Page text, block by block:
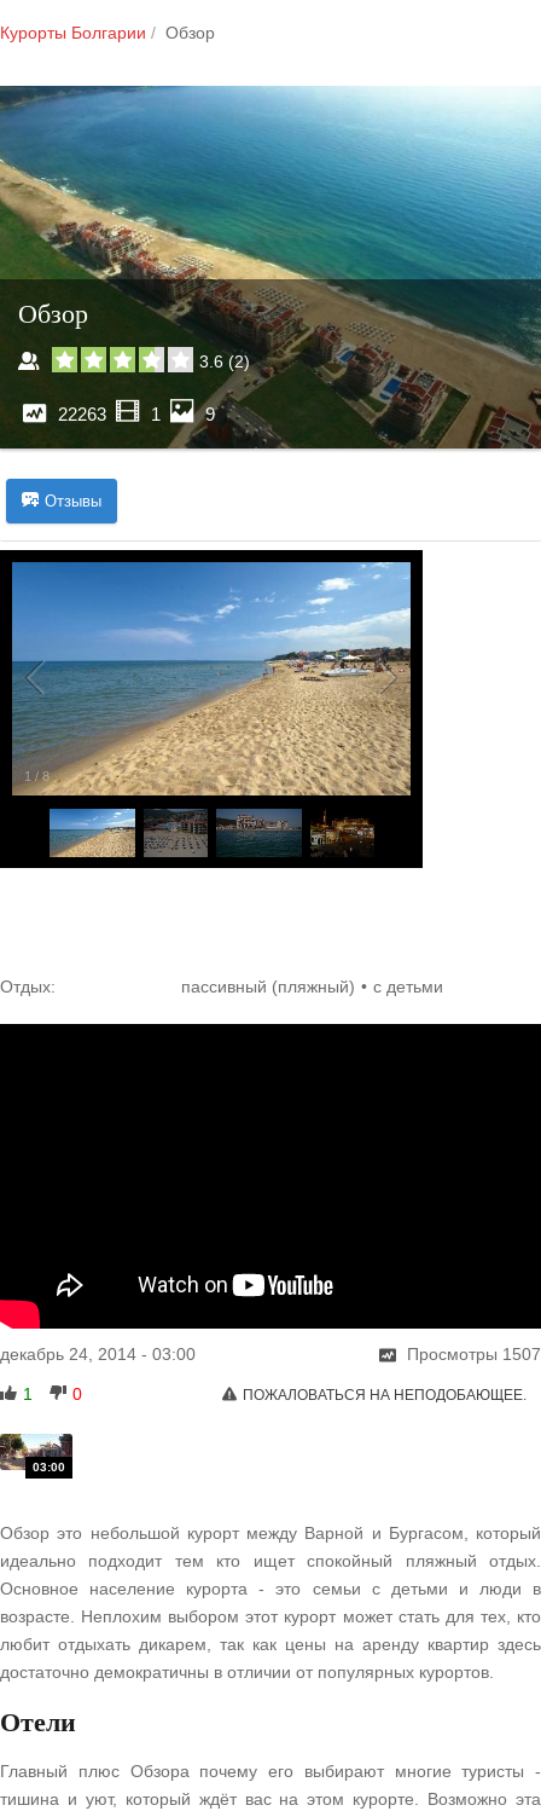
Курорты Болгарии Обзор
Обзор
3.6(2)
22263 1 9
Отзывы
1 /8
Отдых: пассивный (пляжный) с детьми
Просмотры 1507
декабрь 24, 2014 - 03:00
1 0 ПОЖАЛОВАТЬСЯ НА НЕПОДОБАЮЩЕЕ.
Обзор это небольшой курорт между Варной и Бургасом, который
идеально подходит тем кто ищет спокойный пляжный отдых.
Основное население курорта - это семьи с детьми и люди в
возрасте. Неплохим выбором этот курорт может стать для тех, кто
любит отдыхать дикарем, так как цены на аренду квартир здесь
достаточно демократичны в отличии от популярных курортов.
Отели
Главный плюс Обзора почему его выбирают многие туристы -
тишина и уют, который ждёт вас на этом курорте. Возможно эта